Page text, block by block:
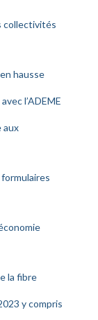
collectivités
hausse
l’ADEME
aux
la fibre
y compris